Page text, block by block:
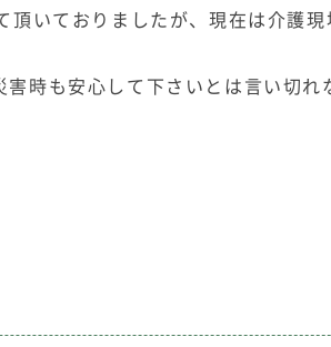
いておりましたが、現在は介護
時も安心して下さいとは言い切れ